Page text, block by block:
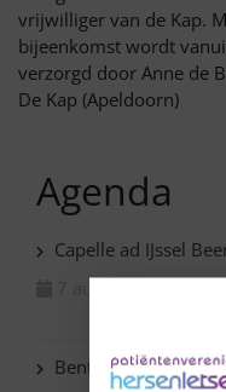
vrijwilliger van de Kap.
bijeenkomst wordt
verzorgd door Anne de
De Kap (Apeldoorn)
Agenda
Capelle ad IJssel
Benthuizen –